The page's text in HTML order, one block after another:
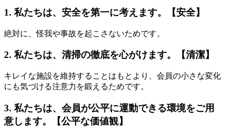
1. 私たちは、安全を第一に考えます。【安全】
絶対に、怪我や事故を起こさないためです。
2. 私たちは、清掃の徹底を心がけます。【清潔】
キレイな施設を維持することはもとより、会員の小さな変化
にも気づける注意力を鍛えるためです。
3. 私たちは、会員が公平に運動できる環境をご用
意します。【公平な価値観】